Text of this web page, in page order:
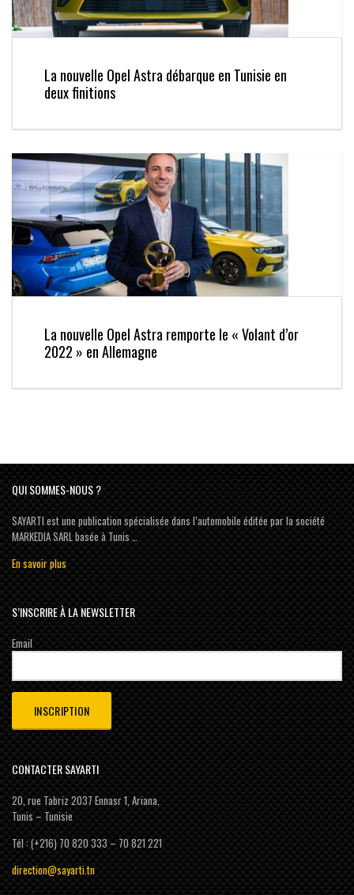
La nouvelle Opel Astra débarque en Tunisie en
deux finitions
La nouvelle Opel Astra remporte le « Volant d’or
2022 » en Allemagne
QUI SOMMES-NOUS ?
SAYARTI est une publication spécialisée dans l’automobile éditée par la société
MARKEDIA SARL basée à Tunis …
En savoir plus
S’INSCRIRE À LA NEWSLETTER
Email
CONTACTER SAYARTI
20, rue Tabriz 2037 Ennasr 1, Ariana,
Tunis – Tunisie
Tél : (+216) 70 820 333 – 70 821 221
direction@sayarti.tn